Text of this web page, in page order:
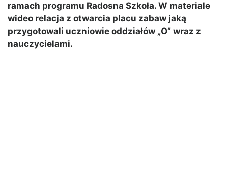
ramach programu Radosna Szkoła. W materiale
wideo relacja z otwarcia placu zabaw jaką
przygotowali uczniowie oddziałów „O” wraz z
nauczycielami.